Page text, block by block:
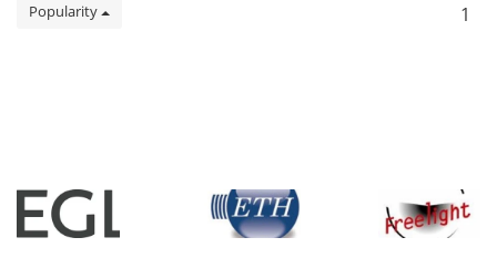
Popularity 1